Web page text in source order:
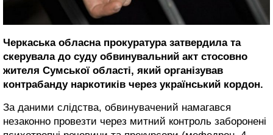
Черкаська обласна прокуратура затвердила та
скерувала до суду обвинувальний акт стосовно
жителя Сумської області, який організував
контрабанду наркотиків через український кордон.
За даними слідства, обвинувачений намагався
незаконно провезти через митний контроль заборонені